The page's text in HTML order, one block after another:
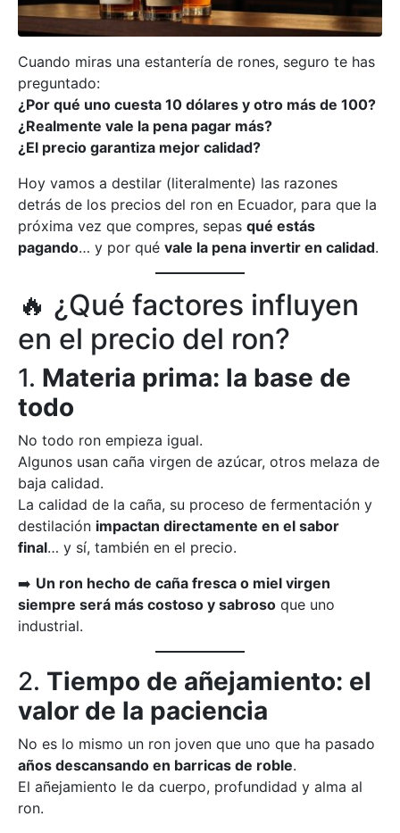
Cuando miras una estantería de rones, seguro te has
preguntado:
¿Por qué uno cuesta 10 dólares y otro más de 100?
¿Realmente vale la pena pagar más?
¿El precio garantiza mejor calidad?
Hoy vamos a destilar (literalmente) las razones
detrás de los precios del ron en Ecuador, para que la
próxima vez que compres, sepas qué estás
pagando… y por qué vale la pena invertir en calidad.
🔥 ¿Qué factores influyen
en el precio del ron?
1. Materia prima: la base de
todo
No todo ron empieza igual.
Algunos usan caña virgen de azúcar, otros melaza de
baja calidad.
La calidad de la caña, su proceso de fermentación y
destilación impactan directamente en el sabor
final… y sí, también en el precio.
➡️ Un ron hecho de caña fresca o miel virgen
siempre será más costoso y sabroso que uno
industrial.
2. Tiempo de añejamiento: el
valor de la paciencia
No es lo mismo un ron joven que uno que ha pasado
años descansando en barricas de roble.
El añejamiento le da cuerpo, profundidad y alma al
ron.